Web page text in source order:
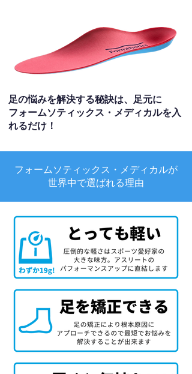
足の悩みを解決する秘訣は、足元に
フォームソティックス・メディカルを入
れるだけ！
フォームソティックス・メディカルが
世界中で選ばれる理由